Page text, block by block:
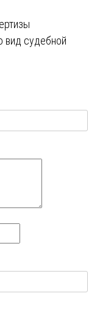
вид судебной